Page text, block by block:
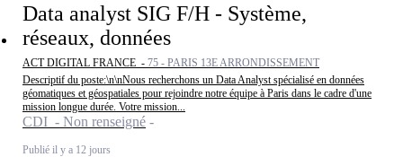
Data analyst SIG F/H - Système,
réseaux, données
ACT DIGITAL FRANCE - 75 - PARIS 13E ARRONDISSEMENT
Descriptif du poste:\n\nNous recherchons un Data Analyst spécialisé en données
géomatiques et géospatiales pour rejoindre notre équipe à Paris dans le cadre d'une
mission longue durée. Votre mission...
CDI - Non renseigné
Publié il y a 12 jours